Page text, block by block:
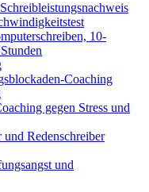
10-
Coaching
gegen Stress und
und Redenschreiber
und